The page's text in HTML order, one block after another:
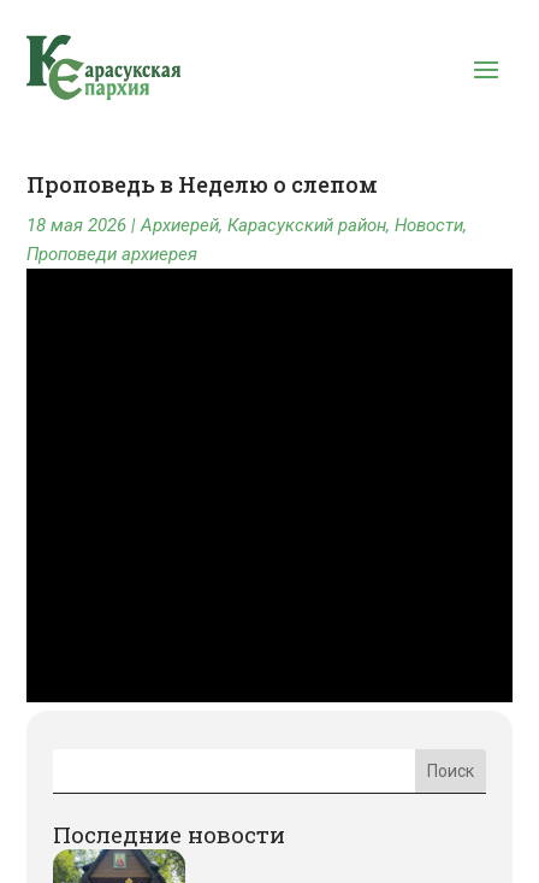
Проповедь в Неделю о слепом
18 мая 2026 |Архиерей,Карасукский район,Новости,
Проповеди архиерея
Последние новости